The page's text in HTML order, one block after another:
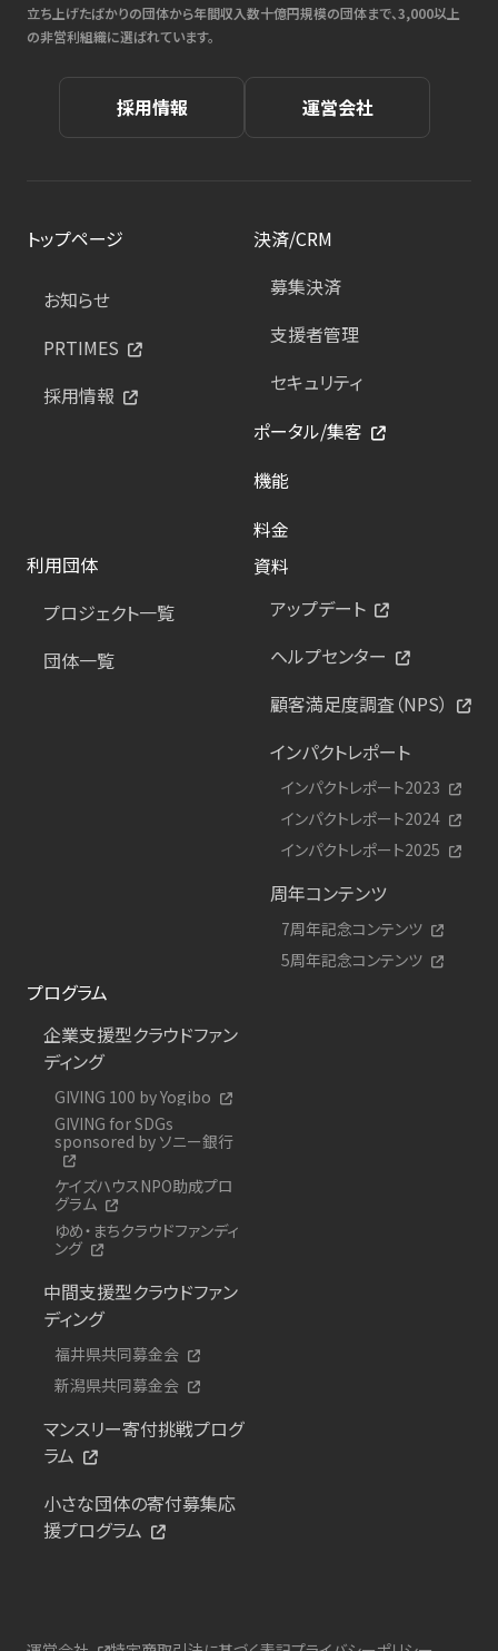
立ち上げたばかりの団体から年間収入数十億円規模の団体まで、3,000以上
の非営利組織に選ばれています。
採用情報 運営会社
トップページ
お知らせ
PRTIMES
採用情報
決済/CRM
募集決済
支援者管理
セキュリティ
ポータル/集客
機能
料金
利用団体
プロジェクト一覧
団体一覧
資料
アップデート
ヘルプセンター
顧客満足度調査（NPS）
インパクトレポート
インパクトレポート2023
インパクトレポート2024
インパクトレポート2025
周年コンテンツ
7周年記念コンテンツ
5周年記念コンテンツ
プログラム
企業支援型クラウドファン
ディング
GIVING 100 by Yogibo
GIVING for SDGs
sponsored by ソニー銀行
ケイズハウスNPO助成プロ
グラム
ゆめ・まちクラウドファンディ
ング
中間支援型クラウドファン
ディング
福井県共同募金会
新潟県共同募金会
マンスリー寄付挑戦プログ
ラム
小さな団体の寄付募集応
援プログラム